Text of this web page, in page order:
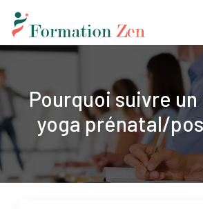
Pourquoi suivre un
yoga prénatal/